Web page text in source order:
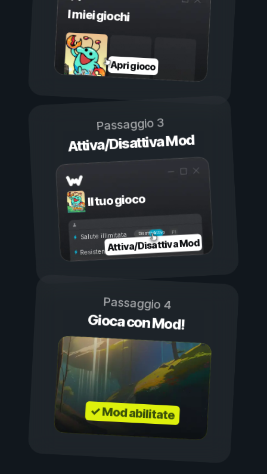
I miei giochi
Apri gioco
Passaggio 3
Attiva/Disattiva Mod
Il tuo gioco
Attivo
Disattivo
Salute illimitata
Resistenza illimitata
Attiva/Disattiva Mod
Passaggio 4
Gioca con Mod!
✓ Mod abilitate